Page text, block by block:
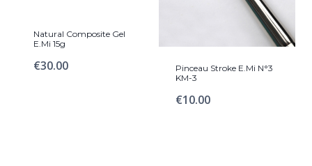
Natural Composite Gel
E.Mi 15g
€30.00
Pinceau Stroke E.Mi N°3
KM-3
€10.00